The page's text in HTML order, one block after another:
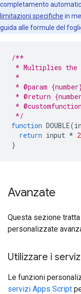
completamento
limitazioni specifiche in
guida alle formule del
/**
* Multiplies the
*
* @param
* @return
* @customfunction
*/
function DOUBLE(
return input * 2
}
Avanzate
Questa sezione
personalizzate
Utilizzare i
Le funzioni
servizi Apps Script